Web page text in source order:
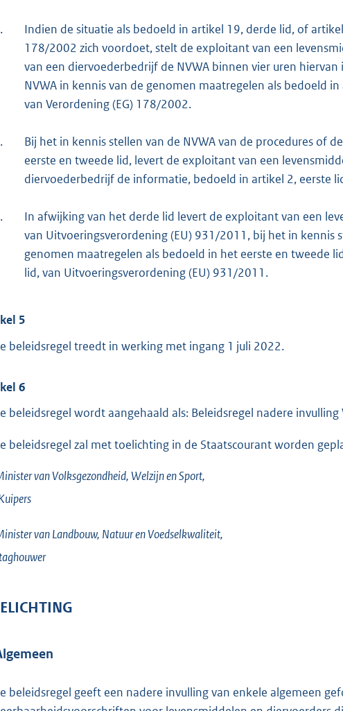
Indien de situatie als bedoeld in artikel 19, derde lid, of
178/2002 zich voordoet, stelt de exploitant van een
van een diervoederbedrijf de NVWA binnen vier uren
NVWA in kennis van de genomen maatregelen als bedoeld
van Verordening (EG) 178/2002.
Bij het in kennis stellen van de NVWA van de procedures of
eerste en tweede lid, levert de exploitant van een
diervoederbedrijf de informatie, bedoeld in artikel 2, eerste
In afwijking van het derde lid levert de exploitant van een
van Uitvoeringsverordening (EU) 931/2011, bij het in kennis
genomen maatregelen als bedoeld in het eerste en tweede
lid, van Uitvoeringsverordening (EU) 931/2011.
5
beleidsregel treedt in werking met ingang 1 juli 2022.
6
beleidsregel wordt aangehaald als: Beleidsregel nadere
beleidsregel zal met toelichting in de Staatscourant worden
van Volksgezondheid, Welzijn en Sport,
van Landbouw, Natuur en Voedselkwaliteit,
beleidsregel geeft een nadere invulling van enkele algemeen